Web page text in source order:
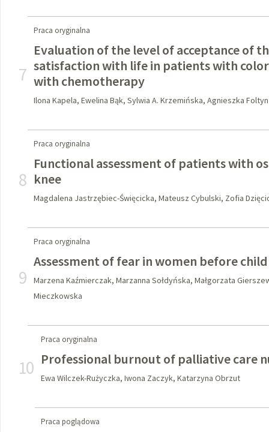
7
Praca oryginalna
Evaluation of the level of acceptance of
satisfaction with life in patients with
with chemotherapy
Ilona Kapela, Ewelina Bąk, Sylwia A. Krzemińska, Agnieszka Foltyn
8
Praca oryginalna
Functional assessment of patients with
knee
Magdalena Jastrzębiec-Święcicka, Mateusz Cybulski, Zofia
9
Praca oryginalna
Assessment of fear in women before
Marzena Kaźmierczak, Marzanna Sołdyńska, Małgorzata
Mieczkowska
10
Praca oryginalna
Professional burnout of palliative care
Ewa Wilczek-Rużyczka, Iwona Zaczyk, Katarzyna Obrzut
Praca poglądowa